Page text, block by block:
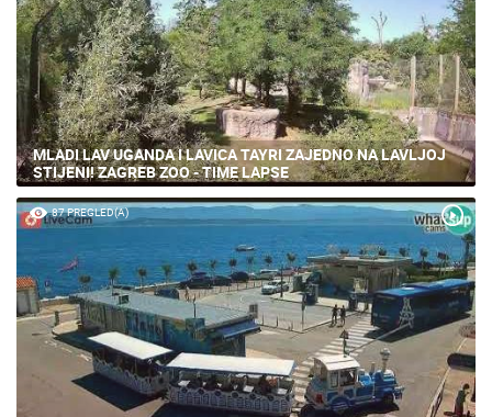
MLADI LAV UGANDA I LAVICA TAYRI ZAJEDNO NA LAVLJOJ
STIJENI! ZAGREB ZOO - TIME LAPSE
87 PREGLED(A)